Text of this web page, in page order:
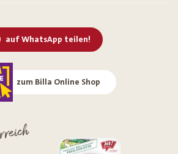
auf WhatsApp teilen!
zum Billa Online Shop